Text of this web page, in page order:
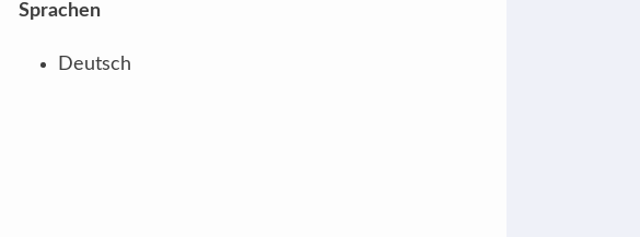
Sprachen
Deutsch